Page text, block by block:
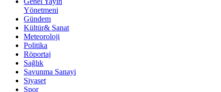
Yönetmeni
Gündem
Kültür& Sanat
Meteoroloji
Politika
Röportaj
Sağlık
Savunma Sanayi
Siyaset
Spor